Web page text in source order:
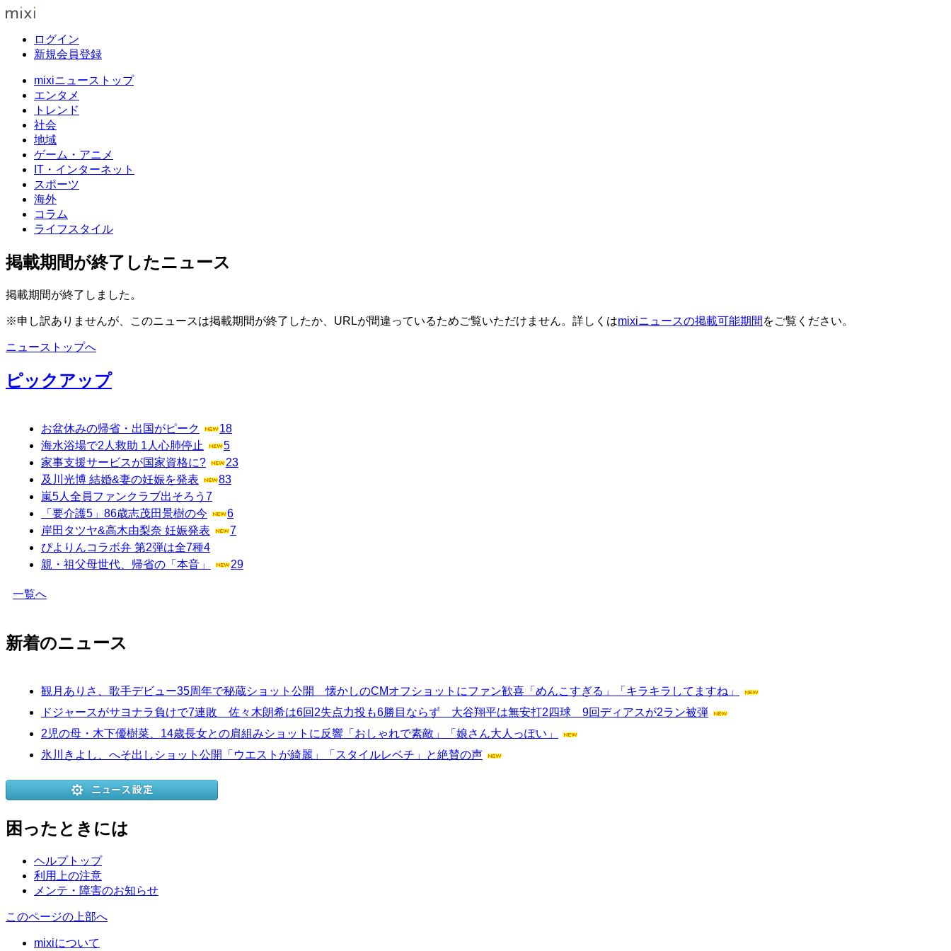
ログイン
新規会員登録
mixiニューストップ
エンタメ
トレンド
社会
地域
ゲーム・アニメ
IT・インターネット
スポーツ
海外
コラム
ライフスタイル
掲載期間が終了したニュース
掲載期間が終了しました。
※申し訳ありませんが、このニュースは掲載期間が終了したか、URLが間違っているためご覧いただけません。詳しくはmixiニュースの掲載可能期間 をご覧ください。
ニューストップへ
ピックアップ
お盆休みの帰省・出国がピーク
18
海水浴場で2人救助 1人心肺停止
5
家事支援サービスが国家資格に?
23
及川光博 結婚&妻の妊娠を発表
83
嵐5人全員ファンクラブ出そろう 7
「要介護5」86歳志茂田景樹の今
6
岸田タツヤ&高木由梨奈 妊娠発表
7
ぴよりんコラボ弁 第2弾は全7種4
親・祖父母世代、帰省の「本音」
29
一覧へ
新着のニュース
観月ありさ、歌手デビュー35周年で秘蔵ショット公開 懐かしのCMオフショットにファン歓喜「めんこすぎる」「キラキラしてますね」
ドジャースがサヨナラ負けで7連敗 佐々木朗希は6回2失点力投も6勝目ならず 大谷翔平は無安打2四球 9回ディアスが2ラン被弾
2児の母・木下優樹菜、14歳長女との肩組みショットに反響「おしゃれで素敵」「娘さん大人っぽい」
氷川きよし、へそ出しショット公開「ウエストが綺麗」「スタイルレベチ」と絶賛の声
困ったときには
ヘルプトップ
利用上の注意
メンテ・障害のお知らせ
このページの上部へ
mixiについて